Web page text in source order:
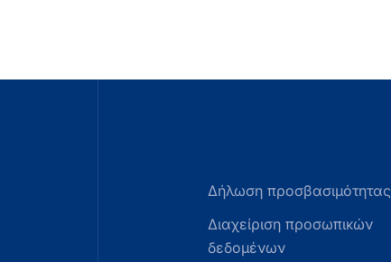
Δήλωση προσβασιμότητας
Διαχείριση προσωπικών
δεδομένων